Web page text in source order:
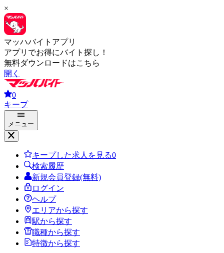
×
マッハバイトアプリ
アプリでお得にバイト探し！
無料ダウンロードはこちら
開く
0
キープ
メニュー
キープした求人を見る0
検索履歴
新規会員登録(無料)
ログイン
ヘルプ
エリアから探す
駅から探す
職種から探す
特徴から探す